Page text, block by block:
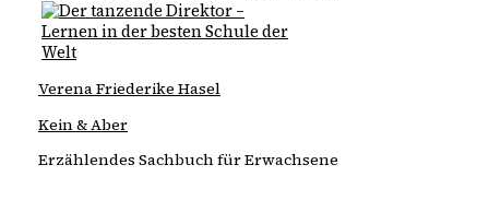
Verena Friederike Hasel
Kein & Aber
Erzählendes Sachbuch für Erwachsene